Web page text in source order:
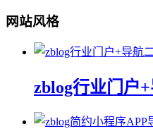
网站风格
zblog行业门户